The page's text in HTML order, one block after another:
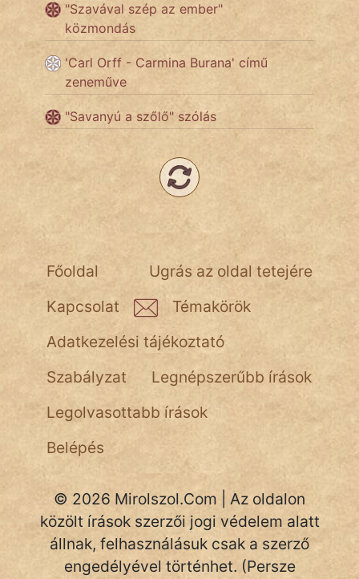
Hunor
Láron Ádám
mikkamakka
pszichopati
szegény legény
szemfüles
"Szavával szép az ember"
közmondás
'Carl Orff - Carmina Burana' című
zeneműve
"Savanyú a szőlő" szólás
Ugrás az oldal tetejére
Főoldal
Kapcsolat
Témakörök
Adatkezelési tájékoztató
Szabályzat
Legnépszerűbb írások
Legolvasottabb írások
Belépés
© 2026 Mirolszol.Com | Az oldalon
közölt írások szerzői jogi védelem alatt
állnak, felhasználásuk csak a szerző
engedélyével történhet. (Persze